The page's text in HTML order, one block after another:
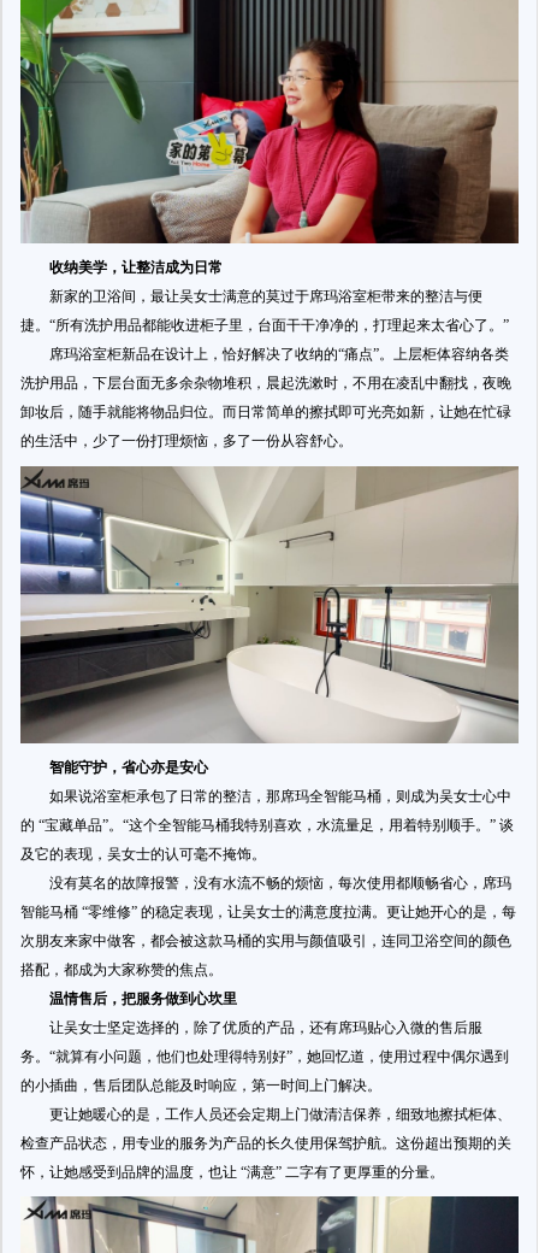
收纳美学，让整洁成为日常
新家的卫浴间，最让吴女士满意的莫过于席玛浴室柜带来的整洁与便
捷。“所有洗护用品都能收进柜子里，台面干干净净的，打理起来太省心了。”
席玛浴室柜新品在设计上，恰好解决了收纳的“痛点”。上层柜体容纳各类
洗护用品，下层台面无多余杂物堆积，晨起洗漱时，不用在凌乱中翻找，夜晚
卸妆后，随手就能将物品归位。而日常简单的擦拭即可光亮如新，让她在忙碌
的生活中，少了一份打理烦恼，多了一份从容舒心。
智能守护，省心亦是安心
如果说浴室柜承包了日常的整洁，那席玛全智能马桶，则成为吴女士心中
的 “宝藏单品”。“这个全智能马桶我特别喜欢，水流量足，用着特别顺手。” 谈
及它的表现，吴女士的认可毫不掩饰。
没有莫名的故障报警，没有水流不畅的烦恼，每次使用都顺畅省心，席玛
智能马桶 “零维修” 的稳定表现，让吴女士的满意度拉满。更让她开心的是，每
次朋友来家中做客，都会被这款马桶的实用与颜值吸引，连同卫浴空间的颜色
搭配，都成为大家称赞的焦点。
温情售后，把服务做到心坎里
让吴女士坚定选择的，除了优质的产品，还有席玛贴心入微的售后服
务。“就算有小问题，他们也处理得特别好”，她回忆道，使用过程中偶尔遇到
的小插曲，售后团队总能及时响应，第一时间上门解决。
更让她暖心的是，工作人员还会定期上门做清洁保养，细致地擦拭柜体、
检查产品状态，用专业的服务为产品的长久使用保驾护航。这份超出预期的关
怀，让她感受到品牌的温度，也让 “满意” 二字有了更厚重的分量。